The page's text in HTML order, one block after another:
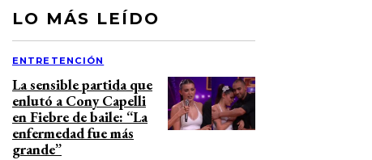
LO MÁS LEÍDO
ENTRETENCIÓN
La sensible partida que
enlutó a Cony Capelli
en Fiebre de baile: “La
enfermedad fue más
grande”